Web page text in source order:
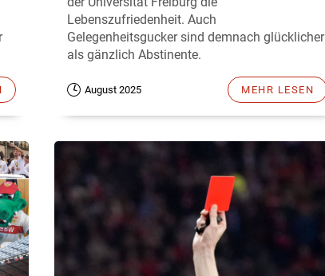
Lebenszufriedenheit. Auch
Gelegenheitsgucker sind demnach glücklicher
als gänzlich Abstinente.
August 2025 MEHR LESEN